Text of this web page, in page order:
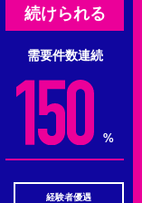
続けられる
需要件数連続
%
経験者優遇